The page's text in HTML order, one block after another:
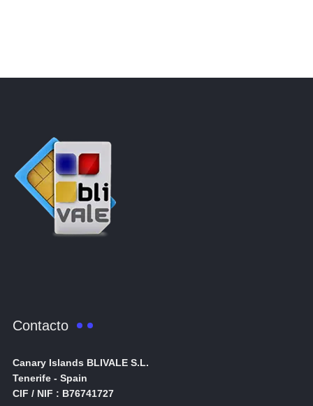
Contacto
Canary Islands BLIVALE S.L.
Tenerife - Spain
CIF / NIF : B76741727